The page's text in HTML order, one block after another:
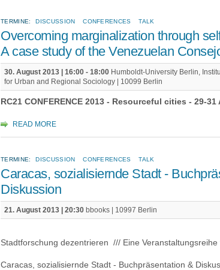
TERMINE: DISCUSSION CONFERENCES TALK
Overcoming marginalization through
A case study of the Venezuelan
30. August 2013 | 16:00 - 18:00 Humboldt-University Berlin,
for Urban and Regional Sociology | 10099 Berlin
RC21 CONFERENCE 2013 - Resourceful cities - 29-
READ MORE
TERMINE: DISCUSSION CONFERENCES TALK
Caracas, sozialisiernde Stadt -
Diskussion
21. August 2013 | 20:30 bbooks | 10997 Berlin
Stadtforschung dezentrieren /// Eine
Caracas, sozialisiernde Stadt - Buchpräsentation &